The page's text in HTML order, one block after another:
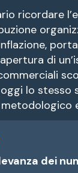
ricordare
di
lo stesso
dei